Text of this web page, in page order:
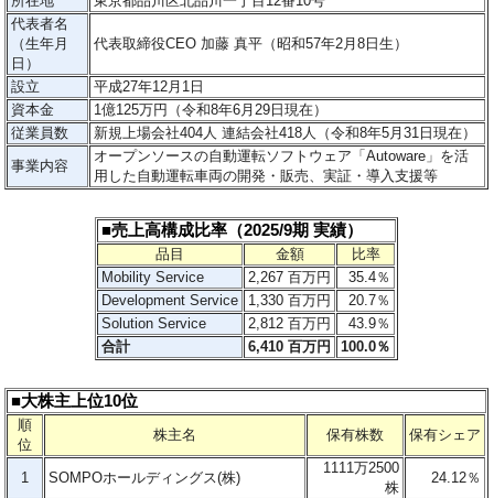
代表者名
（生年月
日）
代表取締役CEO 加藤 真平（昭和57年2月8日生）
設立
平成27年12月1日
資本金
1億125万円（令和8年6月29日現在）
従業員数
新規上場会社404人 連結会社418人（令和8年5月31日現在）
事業内容
オープンソースの自動運転ソフトウェア「Autoware」を活
用した自動運転車両の開発・販売、実証・導入支援等
■売上高構成比率（2025/9期 実績）
品目 金額
比率
Mobility Service
2,267 百万円
35.4％
Development Service
1,330 百万円
20.7％
Solution Service
2,812 百万円
43.9％
合計
6,410 百万円 100.0％
■大株主上位10位
順
位
株主名 保有株数 保有シェア
1 SOMPOホールディングス(株)
1111万2500
株
24.12％